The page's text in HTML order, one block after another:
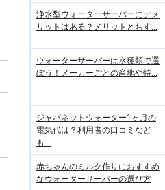
浄水型ウォーターサーバーにデメ
リットはある？メリットとおす...
ウォーターサーバーは水種類で選
ぼう！メーカーごとの産地や特...
ジャパネットウォーター1ヶ月の
電気代は？利用者の口コミなど
も...
赤ちゃんのミルク作りにおすすめ
なウォーターサーバーの選び方